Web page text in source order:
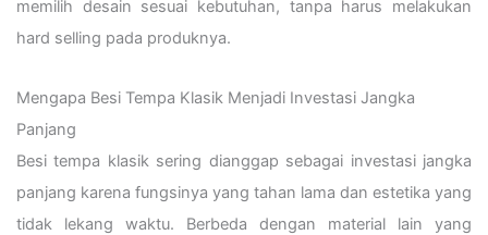
memilih desain sesuai kebutuhan, tanpa harus melakukan
hard selling pada produknya.
Mengapa Besi Tempa Klasik Menjadi Investasi Jangka
Panjang
Besi tempa klasik sering dianggap sebagai investasi jangka
panjang karena fungsinya yang tahan lama dan estetika yang
tidak lekang waktu. Berbeda dengan material lain yang